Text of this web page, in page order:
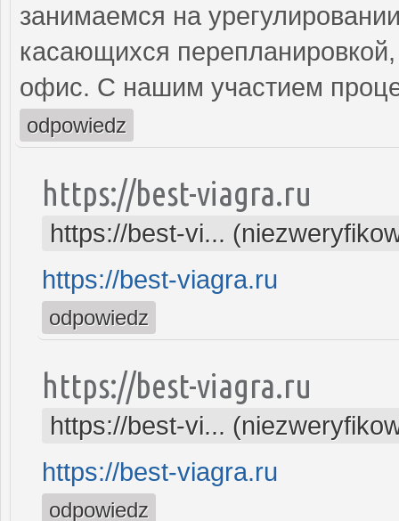
занимаемся на
касающихся перепланировкой,
офис. С нашим участием
odpowiedz
https://best-viagra.ru
https://best-vi...
https://best-viagra.ru
odpowiedz
https://best-viagra.ru
https://best-vi...
https://best-viagra.ru
odpowiedz